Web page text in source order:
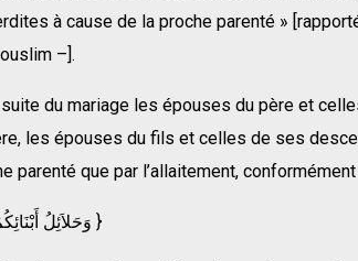
à cause de la proche parenté »
–].
du mariage les épouses du père et
les épouses du fils et celles de ses
parenté que par l’allaitement,
{ وَحَلاَئِلُ أَبْنَائِكُمُ الَّذِينَ مِنْ أَصْلاَبِكُمْ }